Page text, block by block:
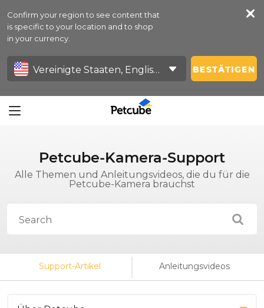
Confirm your region to see content that
is specific to your location and to shop
in your currency.
BESTÄTIGEN
Petfeed
Anmelden
Petcube-Kamera-Support
Alle Themen und Anleitungsvideos, die du für die
Petcube-Kamera brauchst
Support-Artikel Anleitungsvideos